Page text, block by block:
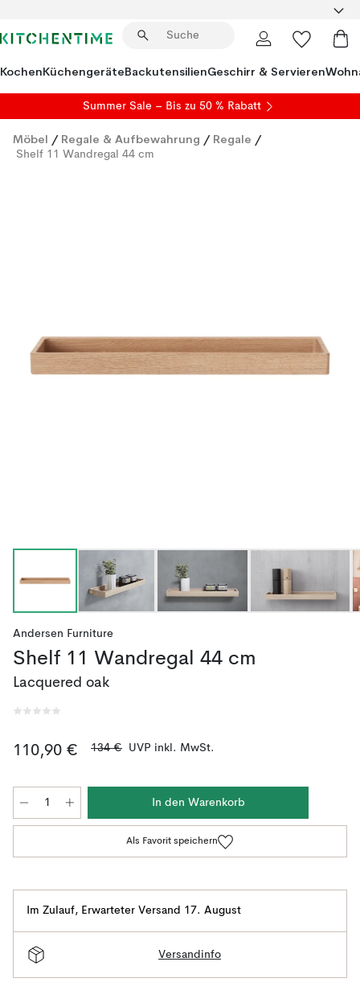
KochenKüchengeräteBackutensilienGeschirr & Servieren
Summer Sale – Bis zu 50 % Rabatt
Möbel / Regale & Aufbewahrung / Regale /
Shelf 11 Wandregal 44 cm
Andersen Furniture
Shelf 11 Wandregal 44 cm
Lacquered oak
110,90 € 134 € UVP inkl. MwSt.
In den Warenkorb
Als Favorit speichern
Im Zulauf, Erwarteter Versand 17. August
Versandinfo